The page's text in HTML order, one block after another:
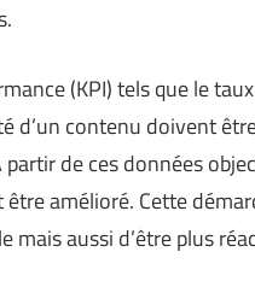
(KPI) tels que le
d’un contenu doivent
de ces données
amélioré. Cette
mais aussi d’être plus